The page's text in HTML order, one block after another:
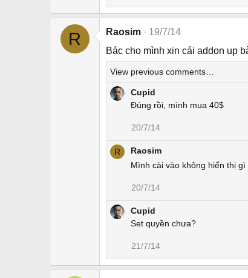
R Raosim
19/7/14
Bác cho mình xin cái addon up
View previous comments…
Cupid
Đúng rồi, mình mua 40$
20/7/14
R
Raosim
Mình cài vào không hiển thị gì
20/7/14
Cupid
Set quyền chưa?
21/7/14